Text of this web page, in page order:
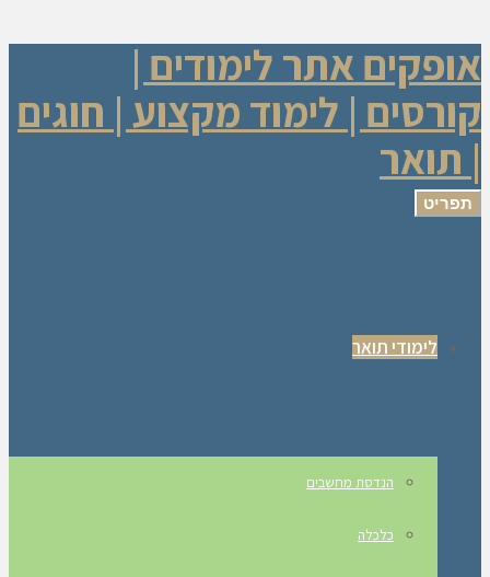
אופקים אתר לימודים |
קורסים | לימוד מקצוע | חוגים
| תואר
תפריט
לימודי תואר
הנדסת מחשבים
כלכלה